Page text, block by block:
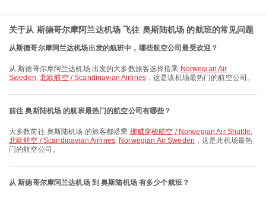
关于从 斯德哥尔摩阿兰达机场 飞往 奥斯陆机场 的航班的常见问题
从斯德哥尔摩阿兰达机场出发的航班中，哪些航空公司最受欢迎？
从 斯德哥尔摩阿兰达机场 出发的大多数旅客选择搭乘 Norwegian Air
Sweden,北欧航空 / Scandinavian Airlines ，这是该机场最热门的航空公司。
前往 奥斯陆机场 的航班最热门的航空公司有哪些？
大多数前往 奥斯陆机场 的旅客都搭乘 挪威穿梭航空 / Norwegian Air Shuttle,
北欧航空 / Scandinavian Airlines, Norwegian Air Sweden ，这是此机场最热
门的航空公司。
从 斯德哥尔摩阿兰达机场 到 奥斯陆机场 有多少个航班？